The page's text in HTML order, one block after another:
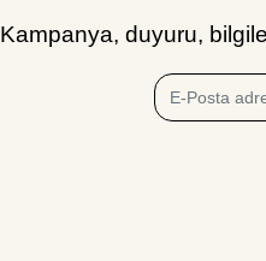
Kampanya, duyuru,